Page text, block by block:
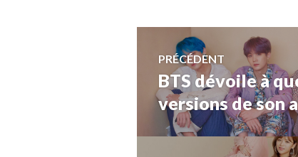
Navigation
de
l’article
PRÉCÉDENT
Article
précédent :
BTS dévoile à
versions de son